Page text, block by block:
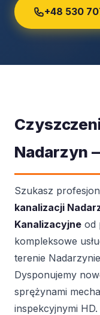
+48 530
Nadarzyn
Szukasz
kanalizacji
Kanalizacyjne od
kompleksowe
terenie
Dysponujemy
sprężynami
inspekcyjnymi HD.